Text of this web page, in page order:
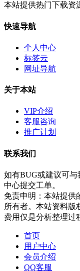
本站提供热门下载资
快速导航
个人中心
标签云
网址导航
关于本站
VIP介绍
客服咨询
推广计划
联系我们
如有BUG或建议可与
中心提交工单。
免责申明：本站提供
所有者。本站资料版
费用仅是分析整理过
首页
用户中心
会员介绍
QQ客服